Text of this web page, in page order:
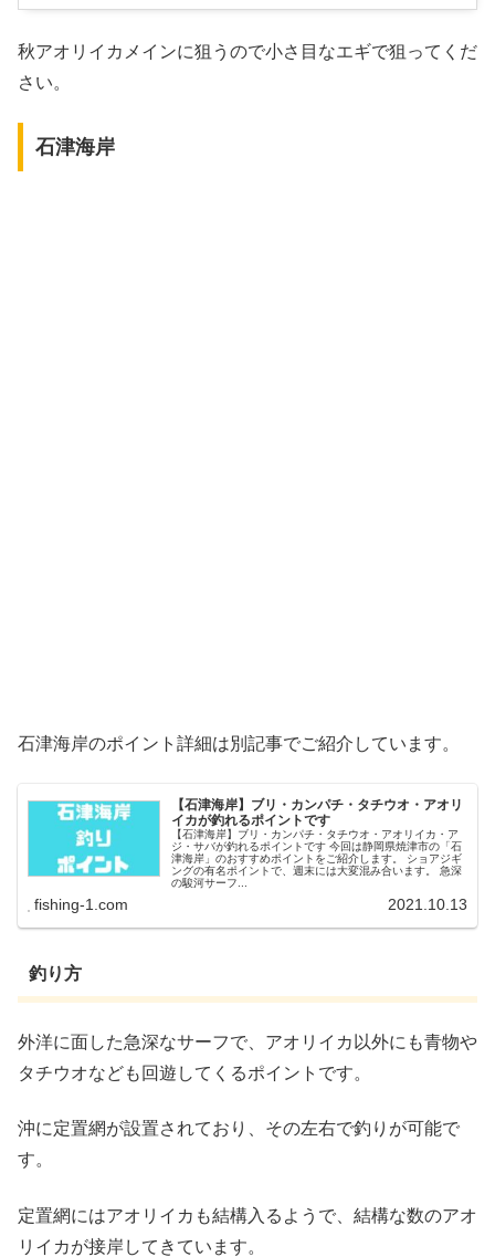
秋アオリイカメインに狙うので小さ目なエギで狙ってくだ
さい。
石津海岸
石津海岸のポイント詳細は別記事でご紹介しています。
【石津海岸】ブリ・カンパチ・タチウオ・アオリ
イカが釣れるポイントです
【石津海岸】ブリ・カンパチ・タチウオ・アオリイカ・ア
ジ・サバが釣れるポイントです 今回は静岡県焼津市の「石
津海岸」のおすすめポイントをご紹介します。 ショアジギ
ングの有名ポイントで、週末には大変混み合います。 急深
の駿河サーフ...
fishing-1.com 2021.10.13
釣り方
外洋に面した急深なサーフで、アオリイカ以外にも青物や
タチウオなども回遊してくるポイントです。
沖に定置網が設置されており、その左右で釣りが可能で
す。
定置網にはアオリイカも結構入るようで、結構な数のアオ
リイカが接岸してきています。